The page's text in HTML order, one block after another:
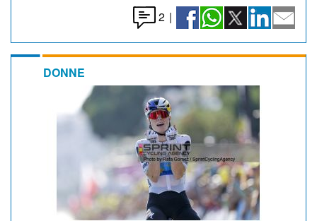
2 |
DONNE